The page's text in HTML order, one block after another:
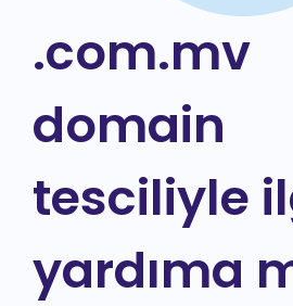
.com.mv
domain
tesciliyle
yardıma